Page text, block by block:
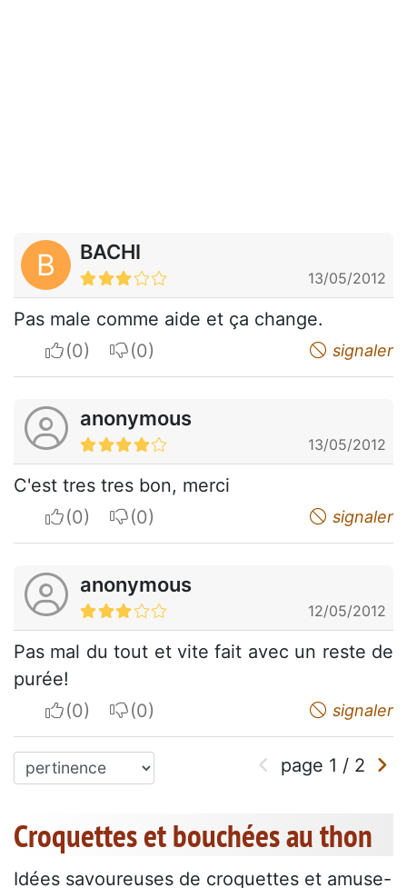
B BACHI
13/05/2012
Pas male comme aide et ça change.
I apreciateI do not appreciate signaler
anonymous
13/05/2012
C'est tres tres bon, merci
I apreciateI do not appreciate signaler
anonymous
12/05/2012
Pas mal du tout et vite fait avec un reste de
purée!
I apreciateI do not appreciate signaler
page 1 / 2
Croquettes et bouchées au thon
Idées savoureuses de croquettes et amuse-